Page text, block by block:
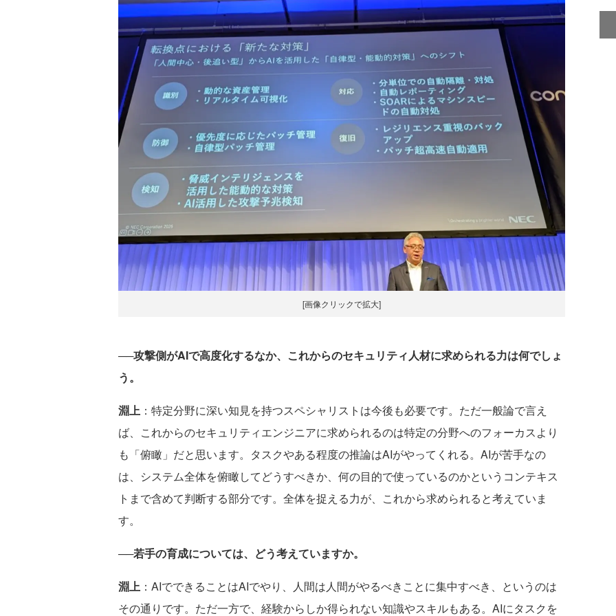
[画像クリックで拡大]
──攻撃側がAIで高度化するなか、これからのセキュリティ人材に求められる力は何でしょ
う。
淵上 ：特定分野に深い知見を持つスペシャリストは今後も必要です。ただ一般論で言え
ば、これからのセキュリティエンジニアに求められるのは特定の分野へのフォーカスより
も「俯瞰」だと思います。タスクやある程度の推論はAIがやってくれる。AIが苦手なの
は、システム全体を俯瞰してどうすべきか、何の目的で使っているのかというコンテキス
トまで含めて判断する部分です。全体を捉える力が、これから求められると考えていま
す。
──若手の育成については、どう考えていますか。
淵上 ：AIでできることはAIでやり、人間は人間がやるべきことに集中すべき、というのは
その通りです。ただ一方で、経験からしか得られない知識やスキルもある。AIにタスクを